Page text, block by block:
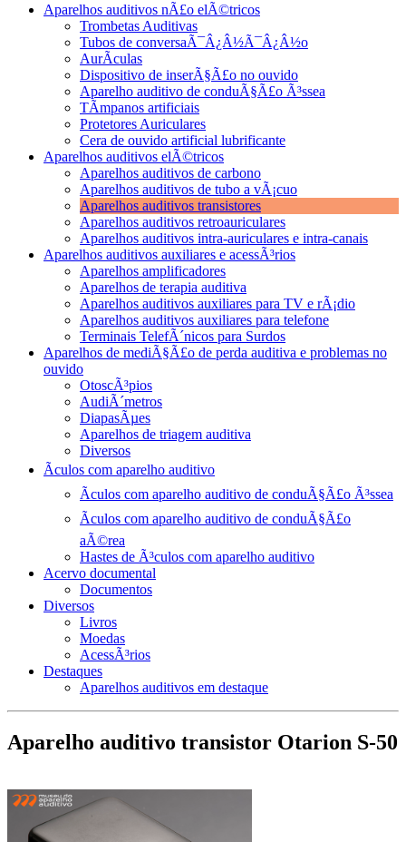
Aparelhos auditivos nÃ£o elÃ©tricos
Trombetas Auditivas
Tubos de conversaÃ¯Â¿Â½Ã¯Â¿Â½o
AurÃ­culas
Dispositivo de inserÃ§Ã£o no ouvido
Aparelho auditivo de conduÃ§Ã£o Ã³ssea
TÃ­mpanos artificiais
Protetores Auriculares
Cera de ouvido artificial lubrificante
Aparelhos auditivos elÃ©tricos
Aparelhos auditivos de carbono
Aparelhos auditivos de tubo a vÃ¡cuo
Aparelhos auditivos transistores
Aparelhos auditivos retroauriculares
Aparelhos auditivos intra-auriculares e intra-canais
Aparelhos auditivos auxiliares e acessÃ³rios
Aparelhos amplificadores
Aparelhos de terapia auditiva
Aparelhos auditivos auxiliares para TV e rÃ¡dio
Aparelhos auditivos auxiliares para telefone
Terminais TelefÃ´nicos para Surdos
Aparelhos de mediÃ§Ã£o de perda auditiva e problemas no
ouvido
OtoscÃ³pios
AudiÃ´metros
DiapasÃµes
Aparelhos de triagem auditiva
Diversos
Ãculos com aparelho auditivo
Ãculos com aparelho auditivo de conduÃ§Ã£o Ã³ssea
Ãculos com aparelho auditivo de conduÃ§Ã£o
aÃ©rea
Hastes de Ã³culos com aparelho auditivo
Acervo documental
Documentos
Diversos
Livros
Moedas
AcessÃ³rios
Destaques
Aparelhos auditivos em destaque
Aparelho auditivo transistor Otarion S-50